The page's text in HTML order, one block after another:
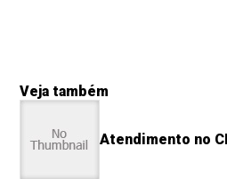
Veja também
Atendimento no